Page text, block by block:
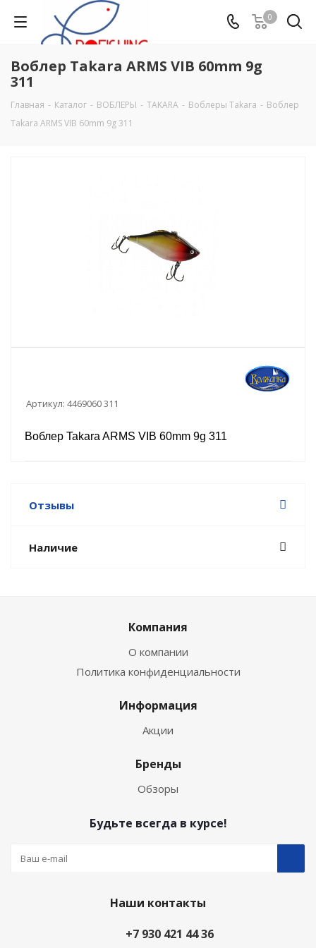
0
Воблер Takara ARMS VIB 60mm 9g
311
Главная - Каталог - ВОБЛЕРЫ - TAKARA - Воблеры Takara - Воблер
Takara ARMS VIB 60mm 9g 311
Артикул: 4469060 311
Воблер Takara ARMS VIB 60mm 9g 311
Отзывы
Наличие
Компания
О компании
Политика конфиденциальности
Информация
Акции
Бренды
Обзоры
Будьте всегда в курсе!
Наши контакты
+7 930 421 44 36